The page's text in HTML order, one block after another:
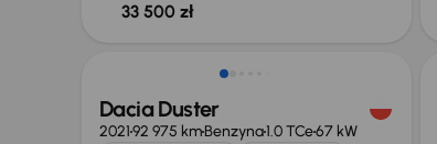
33 500 zł
Taniej o 700 zł
Dacia Duster
202192 975 kmBenzyna1.0 TCe67 kW